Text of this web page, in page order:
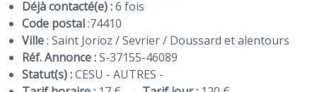
Déjà contacté(e) :6 fois
Code postal:74410
Ville: Saint Jorioz / Sevrier / Doussard et alentours
Réf. Annonce :S-37155-46089
Statut(s) :CESU - AUTRES -